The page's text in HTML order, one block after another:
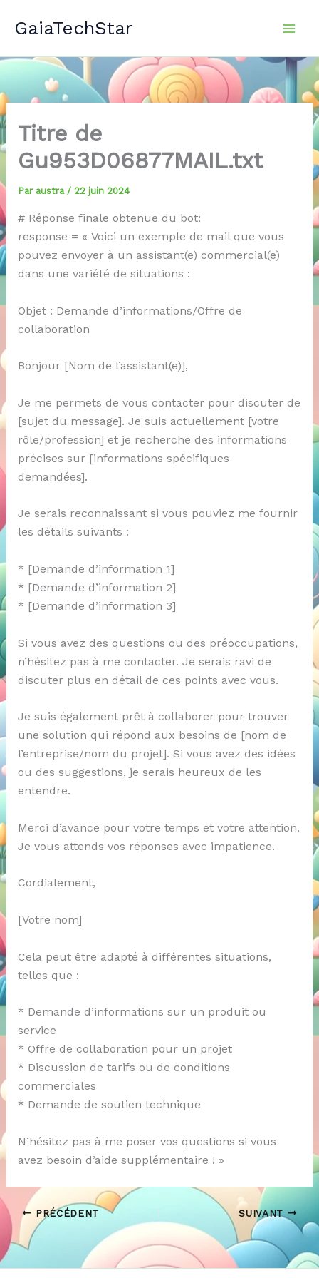
GaiaTechStar
Titre de
Gu953D06877MAIL.txt
Par austra / 22 juin 2024
# Réponse finale obtenue du bot:
response = « Voici un exemple de mail que vous
pouvez envoyer à un assistant(e) commercial(e)
dans une variété de situations :
Objet : Demande d’informations/Offre de
collaboration
Bonjour [Nom de l’assistant(e)],
Je me permets de vous contacter pour discuter de
[sujet du message]. Je suis actuellement [votre
rôle/profession] et je recherche des informations
précises sur [informations spécifiques
demandées].
Je serais reconnaissant si vous pouviez me fournir
les détails suivants :
* [Demande d’information 1]
* [Demande d’information 2]
* [Demande d’information 3]
Si vous avez des questions ou des préoccupations,
n’hésitez pas à me contacter. Je serais ravi de
discuter plus en détail de ces points avec vous.
Je suis également prêt à collaborer pour trouver
une solution qui répond aux besoins de [nom de
l’entreprise/nom du projet]. Si vous avez des idées
ou des suggestions, je serais heureux de les
entendre.
Merci d’avance pour votre temps et votre attention.
Je vous attends vos réponses avec impatience.
Cordialement,
[Votre nom]
Cela peut être adapté à différentes situations,
telles que :
* Demande d’informations sur un produit ou
service
* Offre de collaboration pour un projet
* Discussion de tarifs ou de conditions
commerciales
* Demande de soutien technique
N’hésitez pas à me poser vos questions si vous
avez besoin d’aide supplémentaire ! »
PRÉCÉDENT SUIVANT